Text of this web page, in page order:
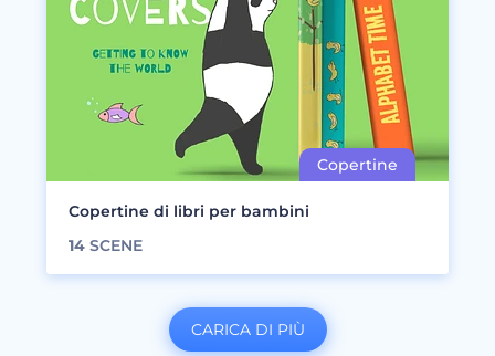
Copertine di libri per bambini
14 SCENE
CARICA DI PIÙ